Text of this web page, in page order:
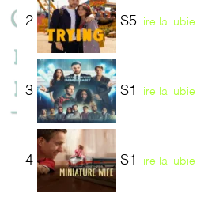
2 S5 lire la lubie
3 S1 lire la lubie
4 S1 lire la lubie